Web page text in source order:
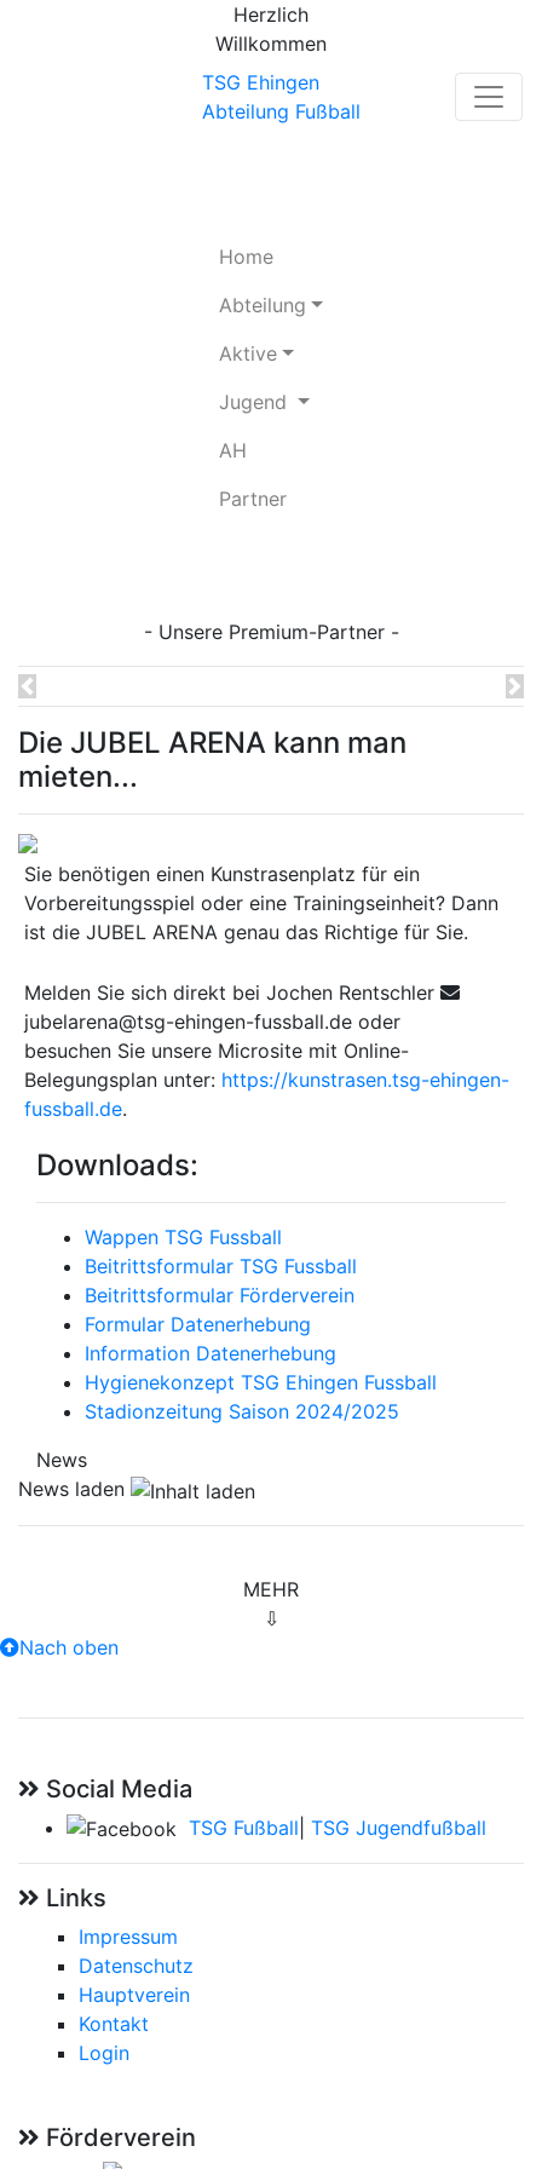
Herzlich
Willkommen
TSG Ehingen
Abteilung Fußball
Home(current)
Abteilung
Aktive
Jugend
AH
Partner(current)
- Unsere Premium-Partner -
Previous
Die JUBEL ARENA kann man
mieten...
Sie benötigen einen Kunstrasenplatz für ein
Vorbereitungsspiel oder eine Trainingseinheit? Dann
ist die JUBEL ARENA genau das Richtige für Sie.
Melden Sie sich direkt bei Jochen Rentschler
jubelarena@tsg-ehingen-fussball.de oder
besuchen Sie unsere Microsite mit Online-
Belegungsplan unter: https://kunstrasen.tsg-ehingen-
fussball.de.
Downloads:
Wappen TSG Fussball
Beitrittsformular TSG Fussball
Beitrittsformular Förderverein
Formular Datenerhebung
Information Datenerhebung
Hygienekonzept TSG Ehingen Fussball
Stadionzeitung Saison 2024/2025
News
News laden
MEHR
⇩
Nach oben
Social Media
TSG Fußball TSG Jugendfußball
Links
Impressum
Datenschutz
Hauptverein
Kontakt
Login
Förderverein